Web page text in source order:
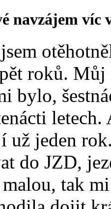
navzájem víc
roků.
bylo,
letech.
jeden
do JZD,
malou, tak